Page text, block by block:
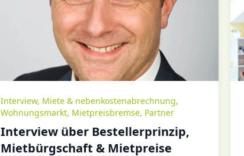
Interview, Miete & nebenkostenabrechnung,
Wohnungsmarkt, Mietpreisbremse, Partner
Interview über Bestellerprinzip,
Mietbürgschaft & Mietpreise